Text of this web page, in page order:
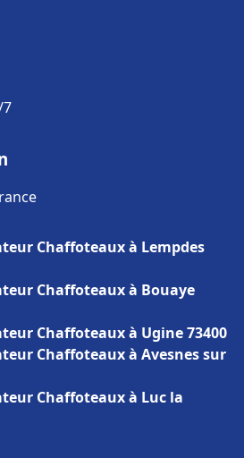
Chaffoteaux à Lempdes
Chaffoteaux à Bouaye
Chaffoteaux à Ugine 73400
Chaffoteaux à Avesnes sur
Chaffoteaux à Luc la